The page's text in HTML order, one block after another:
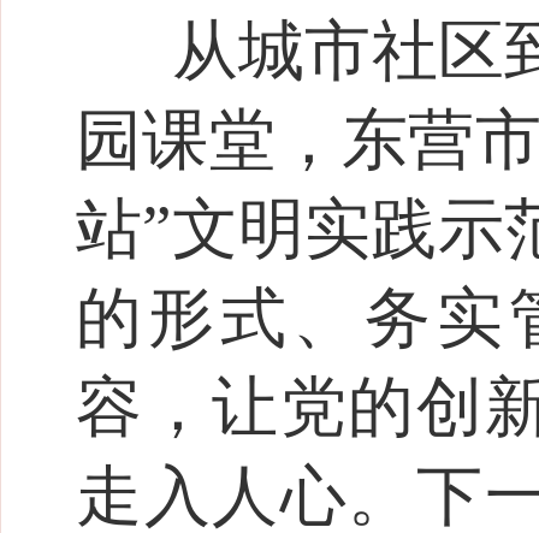
从城市社区
园课堂，东营
站”文明实践示
的形式、务实
容，让党的创
走入人心。下